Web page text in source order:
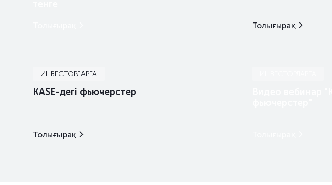
Толығырақ
ИНВЕСТОРЛАРҒА
KASE-дегі фьючерстер
Толығырақ